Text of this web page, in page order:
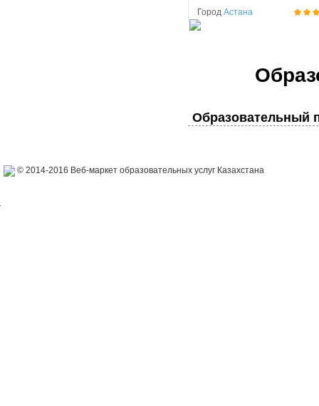
Город Астана
Образовательный
© 2014-2016 Веб-маркет образовательных услуг Казахстана